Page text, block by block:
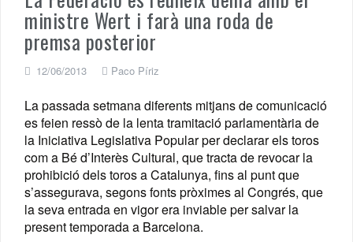
ministre Wert i farà una roda de
premsa posterior
12/06/2013 Paco Píriz
La passada setmana diferents mitjans de comunicació
es feien ressò de la lenta tramitació parlamentària de
la Iniciativa Legislativa Popular per declarar els toros
com a Bé d’Interès Cultural, que tracta de revocar la
prohibició dels toros a Catalunya, fins al punt que
s’assegurava, segons fonts pròximes al Congrés, que
la seva entrada en vigor era inviable per salvar la
present temporada a Barcelona.